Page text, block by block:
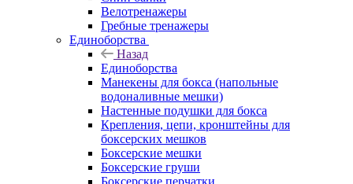
Велотренажеры
Гребные тренажеры
Единоборства
Назад
Единоборства
Манекены для бокса (напольные
водоналивные мешки)
Настенные подушки для бокса
Крепления, цепи, кронштейны для
боксерских мешков
Боксерские мешки
Боксерские груши
Боксерские перчатки